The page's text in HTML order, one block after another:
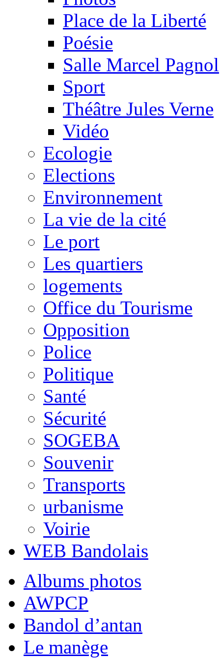
Place de la Liberté
Poésie
Salle Marcel Pagnol
Sport
Théâtre Jules Verne
Vidéo
Ecologie
Elections
Environnement
La vie de la cité
Le port
Les quartiers
logements
Office du Tourisme
Opposition
Police
Politique
Santé
Sécurité
SOGEBA
Souvenir
Transports
urbanisme
Voirie
WEB Bandolais
Albums photos
AWPCP
Bandol d’antan
Le manège